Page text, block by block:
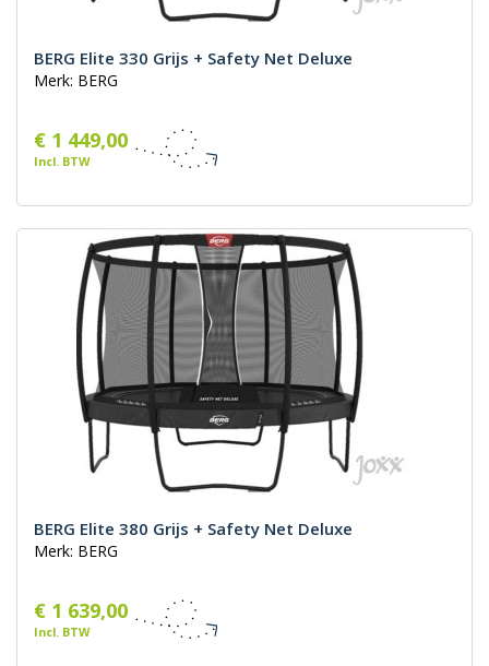
BERG Elite 330 Grijs + Safety Net Deluxe
Merk: BERG
€ 1 449,00
Incl. BTW
BERG Elite 380 Grijs + Safety Net Deluxe
Merk: BERG
€ 1 639,00
Incl. BTW